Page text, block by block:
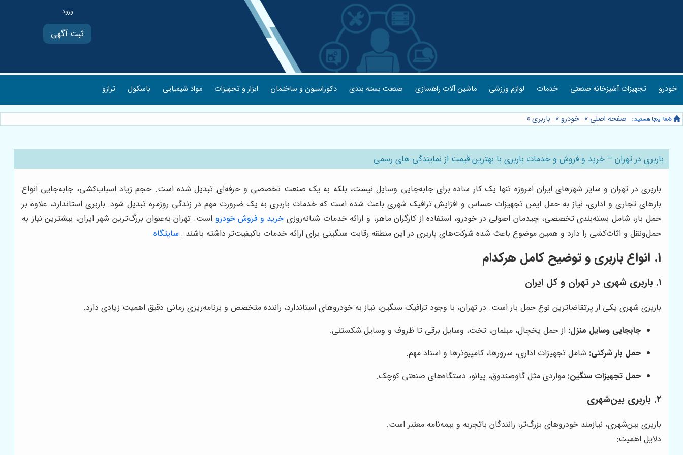
ثبت آگهی
خودرو تجهیزات آشپزخانه صنعتی خدمات لوازم ورزشی ماشین آلات راهسازی صنعت بسته بندی دکوراسیون و ساختمان ابزار و تجهیزات مواد شیمیایی باسکول ترازو
صفحه اصلی » خودرو » باربری»
باربری در تهران – خرید و فروش و خدمات باربری با بهترین قیمت از نمایندگی های رسمی
باربری در تهران و سایر شهرهای ایران امروزه تنها یک کار ساده برای جابه‌جایی وسایل نیست، بلکه به یک صنعت تخصصی و حرفه‌ای تبدیل شده است. حجم زیاد اسباب‌کشی، جابه‌جایی انواع
بارهای تجاری و اداری، نیاز به حمل ایمن تجهیزات حساس و افزایش ترافیک شهری باعث شده است که خدمات باربری به یک ضرورت مهم در زندگی روزمره تبدیل شود. باربری استاندارد، علاوه بر
حمل بار، شامل بسته‌بندی تخصصی، چیدمان اصولی در خودرو، استفاده از کارگران ماهر، و ارائه خدمات شبانه‌روزی خرید و فروش خودرو است. تهران به‌عنوان بزرگ‌ترین شهر ایران، بیشترین نیاز به
حمل‌ونقل و اثاث‌کشی را دارد و همین موضوع باعث شده شرکت‌های باربری در این منطقه رقابت سنگینی برای ارائه خدمات باکیفیت‌تر داشته باشند.: سایتگاه
۱. انواع باربری و توضیح کامل هرکدام
۱. باربری شهری در تهران و کل ایران
باربری شهری یکی از پرتقاضا‌ترین نوع حمل بار است. در تهران، با وجود ترافیک سنگین، نیاز به خودروهای استاندارد، راننده متخصص و برنامه‌ریزی زمانی دقیق اهمیت زیادی دارد.
جابجایی وسایل منزل: از حمل یخچال، مبلمان، تخت، وسایل برقی تا ظروف و وسایل شکستنی.
حمل بار شرکتی: شامل تجهیزات اداری، سرورها، کامپیوترها و اسناد مهم.
حمل تجهیزات سنگین: مواردی مثل گاوصندوق، پیانو، دستگاه‌های صنعتی کوچک.
۲. باربری بین‌شهری
باربری بین‌شهری، نیازمند خودروهای بزرگ‌تر، رانندگان باتجربه و بیمه‌نامه معتبر است.
دلایل اهمیت: